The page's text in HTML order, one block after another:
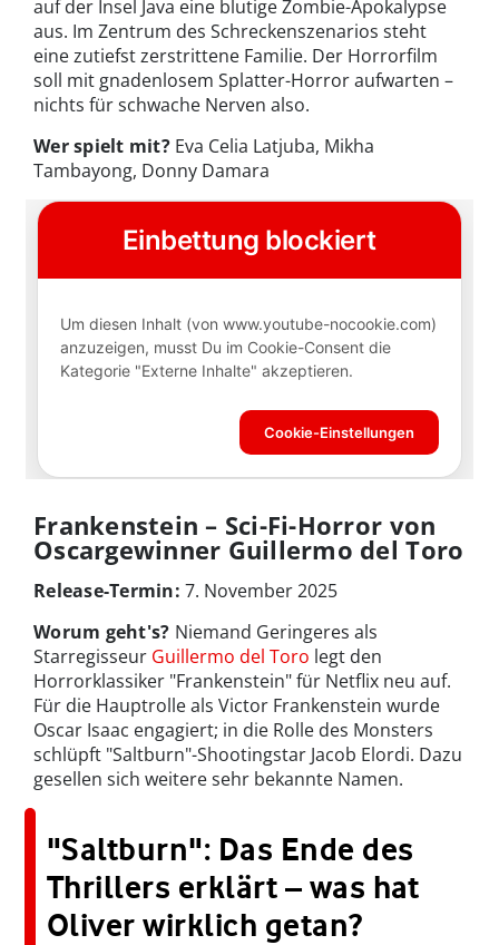
auf der Insel Java eine blutige Zombie-Apokalypse
aus. Im Zentrum des Schreckenszenarios steht
eine zutiefst zerstrittene Familie. Der Horrorfilm
soll mit gnadenlosem Splatter-Horror aufwarten –
nichts für schwache Nerven also.
Wer spielt mit?Eva Celia Latjuba, Mikha
Tambayong, Donny Damara
Frankenstein – Sci-Fi-Horror von
Oscargewinner Guillermo del Toro
Release-Termin:7. November 2025
Worum geht's? Niemand Geringeres als
Starregisseur Guillermo del Toro legt den
Horrorklassiker "Frankenstein" für Netflix neu auf.
Für die Hauptrolle als Victor Frankenstein wurde
Oscar Isaac engagiert; in die Rolle des Monsters
schlüpft "Saltburn"-Shootingstar Jacob Elordi. Dazu
gesellen sich weitere sehr bekannte Namen.
"Saltburn": Das Ende des
Thrillers erklärt – was hat
Oliver wirklich getan?